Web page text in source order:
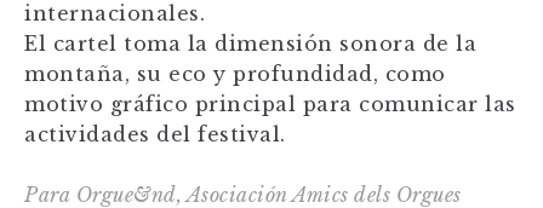
internacionales.
El cartel toma la dimensión sonora de la
montaña, su eco y profundidad, como
motivo gráfico principal para comunicar las
actividades del festival.
Para Orgue&nd, Asociación Amics dels Orgues